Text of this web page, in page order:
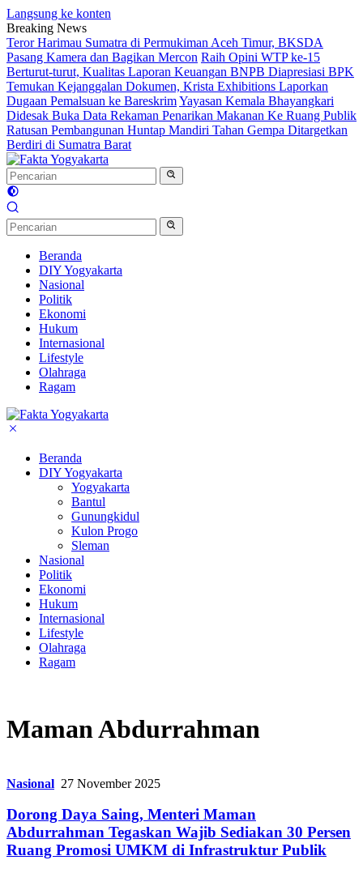
Langsung ke konten
Breaking News
Teror Harimau Sumatra di Permukiman Aceh Timur, BKSDA
Pasang Kamera dan Bagikan Mercon Raih Opini WTP ke-15
Berturut-turut, Kualitas Laporan Keuangan BNPB Diapresiasi BPK
Temukan Kejanggalan Dokumen, Krista Exhibitions Laporkan
Dugaan Pemalsuan ke BareskrimYayasan Kemala Bhayangkari
Didesak Buka Data Rekaman Penarikan Makanan Ke Ruang Publik
Ratusan Pembangunan Huntap Mandiri Tahan Gempa Ditargetkan
Berdiri di Sumatra Barat
Beranda
DIY Yogyakarta
Nasional
Politik
Ekonomi
Hukum
Internasional
Lifestyle
Olahraga
Ragam
Beranda
DIY Yogyakarta
Yogyakarta
Bantul
Gunungkidul
Kulon Progo
Sleman
Nasional
Politik
Ekonomi
Hukum
Internasional
Lifestyle
Olahraga
Ragam
Maman Abdurrahman
Nasional 27 November 2025
Dorong Daya Saing, Menteri Maman
Abdurrahman Tegaskan Wajib Sediakan 30 Persen
Ruang Promosi UMKM di Infrastruktur Publik